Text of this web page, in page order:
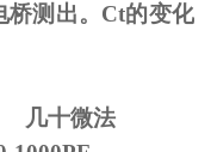
桥测出。Ct的变化
几十微法